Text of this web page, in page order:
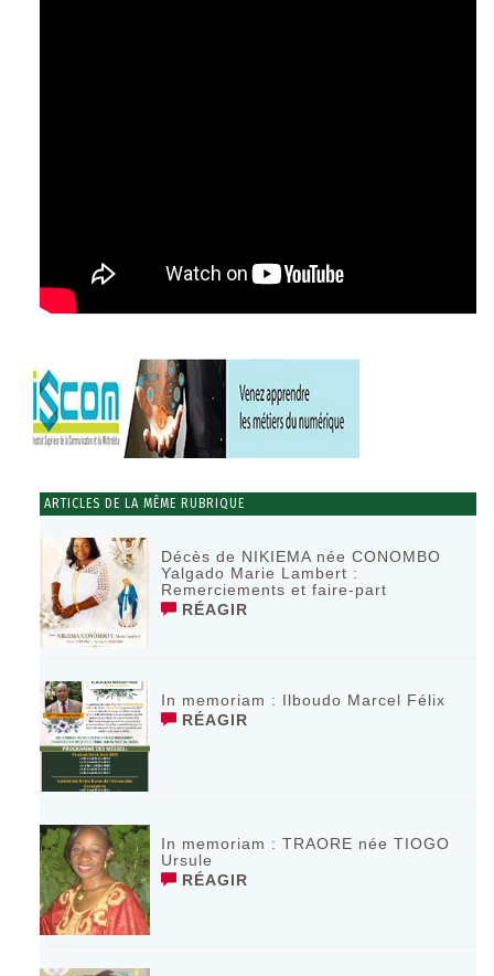
ARTICLES DE LA MÊME RUBRIQUE
Décès de NIKIEMA née CONOMBO
Yalgado Marie Lambert :
Remerciements et faire-part
RÉAGIR
In memoriam : Ilboudo Marcel Félix
RÉAGIR
In memoriam : TRAORE née TIOGO
Ursule
RÉAGIR